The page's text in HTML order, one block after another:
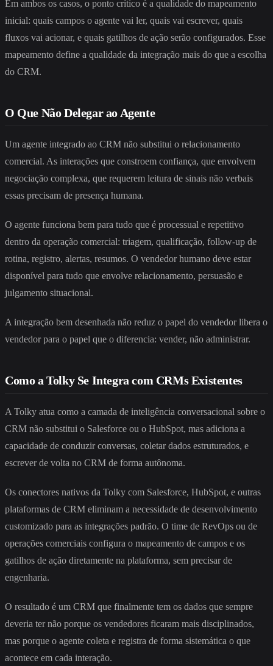
Em ambos os casos, o ponto crítico é a qualidade do mapeamento
inicial: quais campos o agente vai ler, quais vai escrever, quais
fluxos vai acionar, e quais gatilhos de ação serão configurados. Esse
mapeamento define a qualidade da integração mais do que a escolha
do CRM.
O Que Não Delegar ao Agente
Um agente integrado ao CRM não substitui o relacionamento
comercial. As interações que constroem confiança, que envolvem
negociação complexa, que requerem leitura de sinais não verbais
essas precisam de presença humana.
O agente funciona bem para tudo que é processual e repetitivo
dentro da operação comercial: triagem, qualificação, follow-up de
rotina, registro, alertas, resumos. O vendedor humano deve estar
disponível para tudo que envolve relacionamento, persuasão e
julgamento situacional.
A integração bem desenhada não reduz o papel do vendedor libera o
vendedor para o papel que o diferencia: vender, não administrar.
Como a Tolky Se Integra com CRMs Existentes
A Tolky atua como a camada de inteligência conversacional sobre o
CRM não substitui o Salesforce ou o HubSpot, mas adiciona a
capacidade de conduzir conversas, coletar dados estruturados, e
escrever de volta no CRM de forma autônoma.
Os conectores nativos da Tolky com Salesforce, HubSpot, e outras
plataformas de CRM eliminam a necessidade de desenvolvimento
customizado para as integrações padrão. O time de RevOps ou de
operações comerciais configura o mapeamento de campos e os
gatilhos de ação diretamente na plataforma, sem precisar de
engenharia.
O resultado é um CRM que finalmente tem os dados que sempre
deveria ter não porque os vendedores ficaram mais disciplinados,
mas porque o agente coleta e registra de forma sistemática o que
acontece em cada interação.